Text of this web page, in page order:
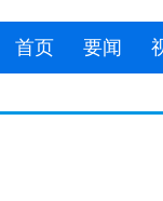
首页 要闻